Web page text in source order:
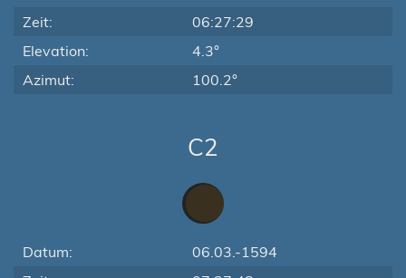
Zeit:
06:27:29
Elevation:
4.3°
Azimut:
100.2°
C2
Datum:
06.03.-1594